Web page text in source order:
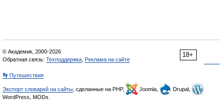
18+
© Академик, 2000-2026
Обратная связь: Техподдержка Реклама на сайте
👣 Путешествия
Экспорт словарей на сайты , сделанные на PHP, Joomla,
Drupal,
WordPress, MODx.